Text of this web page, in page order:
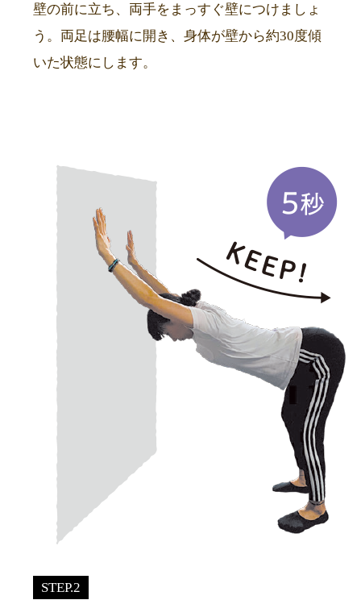
壁の前に立ち、両手をまっすぐ壁につけましょ
う。両足は腰幅に開き、身体が壁から約30度傾
いた状態にします。
STEP.2